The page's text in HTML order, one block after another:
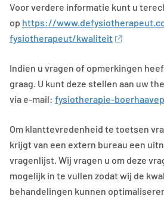
Voor verdere informatie kunt u
op https://
fysiotherapeut/kwaliteit
Indien u vragen of opmerkingen
graag. U kunt deze stellen aan uw
via e-mail: fysiotherapie-
Om klanttevredenheid te toetsen
krijgt van een extern bureau een
vragenlijst. Wij vragen u om deze
mogelijk in te vullen zodat wij de
behandelingen kunnen